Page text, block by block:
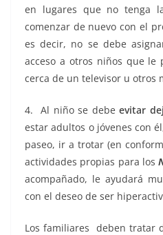
en lugares que no tenga
comenzar de nuevo con el
es decir, no se debe
acceso a otros niños que le
cerca de un televisor u otros
4. Al niño se debe evitar
estar adultos o jóvenes con
paseo, ir a trotar (en
actividades propias para los
acompañado, le ayudará
con el deseo de ser
Los familiares deben tratar